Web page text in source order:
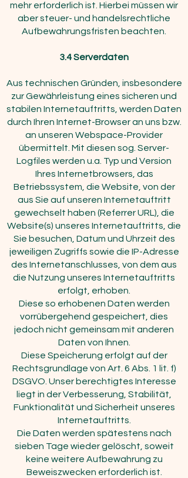
mehr erforderlich ist. Hierbei müssen wir
aber steuer- und handelsrechtliche
Aufbewahrungsfristen beachten.
3.4Serverdaten
Aus technischen Gründen, insbesondere
zur Gewährleistung eines sicheren und
stabilen Internetauftritts, werden Daten
durch Ihren Internet-Browser an uns bzw.
an unseren Webspace-Provider
übermittelt. Mit diesen sog. Server-
Logfiles werden u.a. Typ und Version
Ihres Internetbrowsers, das
Betriebssystem, die Website, von der
aus Sie auf unseren Internetauftritt
gewechselt haben (Referrer URL), die
Website(s) unseres Internetauftritts, die
Sie besuchen, Datum und Uhrzeit des
jeweiligen Zugriffs sowie die IP-Adresse
des Internetanschlusses, von dem aus
die Nutzung unseres Internetauftritts
erfolgt, erhoben.
Diese so erhobenen Daten werden
vorrübergehend gespeichert, dies
jedoch nicht gemeinsam mit anderen
Daten von Ihnen.
Diese Speicherung erfolgt auf der
Rechtsgrundlage von Art. 6 Abs. 1 lit. f)
DSGVO. Unser berechtigtes Interesse
liegt in der Verbesserung, Stabilität,
Funktionalität und Sicherheit unseres
Internetauftritts.
Die Daten werden spätestens nach
sieben Tage wieder gelöscht, soweit
keine weitere Aufbewahrung zu
Beweiszwecken erforderlich ist.